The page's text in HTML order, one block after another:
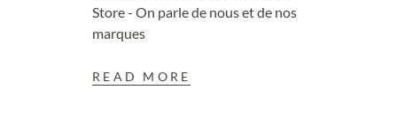
Store - On parle de nous et de nos
marques
READ MORE